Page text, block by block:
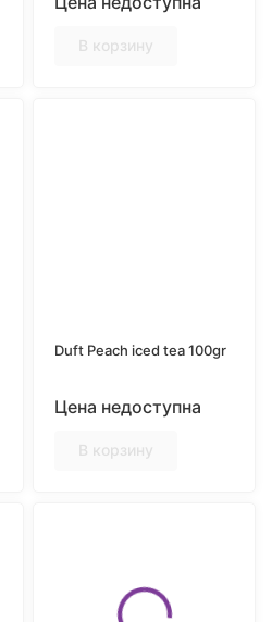
В корзину
Duft Peach iced tea 100gr
Цена недоступна
В корзину